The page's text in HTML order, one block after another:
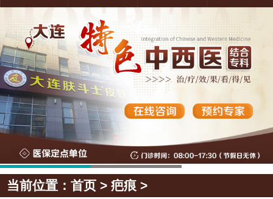
当前位置：首页 >疤痕 >